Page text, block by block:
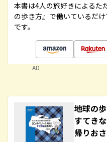
本書は4人の旅好きによるた
の歩き方』で働いているだ
です。
AD
地球の
すてき
帰りお